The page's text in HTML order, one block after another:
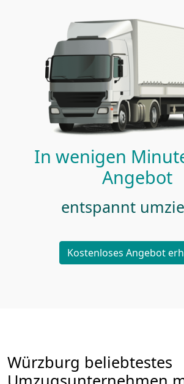
In wenigen
Angebot
entspannt
Kostenloses Angebot
Würzburg beliebtestes